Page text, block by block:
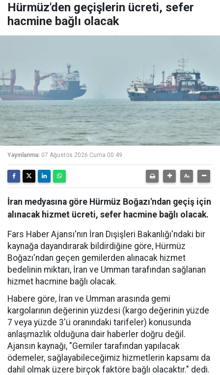
Hürmüz'den geçişlerin ücreti, sefer
hacmine bağlı olacak
Yayınlanma: 07 Ağustos 2026 Cuma 00:49
İran medyasına göre Hürmüz Boğazı'ndan geçiş için
alınacak hizmet ücreti, sefer hacmine bağlı olacak.
Fars Haber Ajansı'nın İran Dışişleri Bakanlığı'ndaki bir
kaynağa dayandırarak bildirdiğine göre, Hürmüz
Boğazı'ndan geçen gemilerden alınacak hizmet
bedelinin miktarı, İran ve Umman tarafından sağlanan
hizmet hacmine bağlı olacak.
Habere göre, İran ve Umman arasında gemi
kargolarının değerinin yüzdesi (kargo değerinin yüzde
7 veya yüzde 3'ü oranındaki tarifeler) konusunda
anlaşmazlık olduğuna dair haberler doğru değil.
Ajansın kaynağı, "Gemiler tarafından yapılacak
ödemeler, sağlayabileceğimiz hizmetlerin kapsamı da
dahil olmak üzere birçok faktöre bağlı olacaktır." dedi.